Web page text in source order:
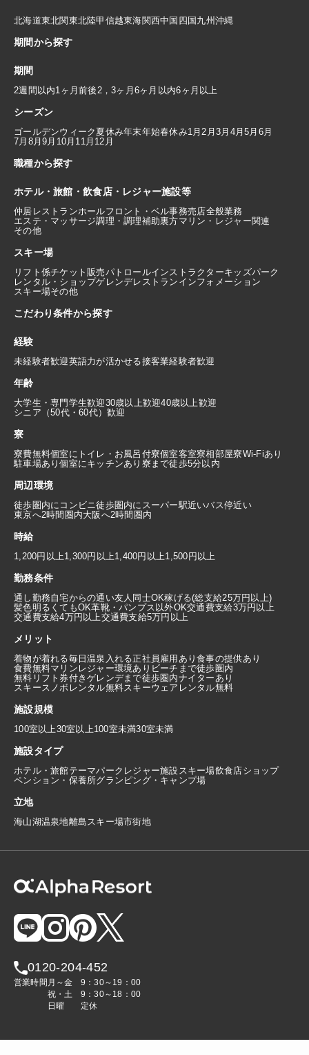
北海道東北関東北陸甲信越東海関西中国 四国九州沖縄
期間から探す
期間
2週間以内1ヶ月前後 2，3ヶ月 6ヶ月以内6ヶ月以上
シーズン
ゴールデンウィーク 夏休み年末年始春休み1月 2月3月 4月5月 6月
7月 8月9月 10月 11月 12月
職種から探す
ホテル・旅館・飲食店・レジャー施設等
仲居 レストランホールフロント・ベル事務売店全般業務
エステ・マッサージ調理・調理補助裏方マリン・レジャー関連
その他
スキー場
リフト係チケット販売パトロールインストラクターキッズパーク
レンタル・ショップゲレンデレストラン インフォメーション
スキー場その他
こだわり条件から探す
経験
未経験者歓迎英語力が活かせる接客業経験者歓迎
年齢
大学生・専門学生歓迎30歳以上歓迎40歳以上歓迎
シニア（50代・60代）歓迎
寮
寮費無料個室にトイレ・お風呂付寮個室客室寮相部屋寮Wi-Fiあり
駐車場あり個室にキッチンあり 寮まで徒歩5分以内
周辺環境
徒歩圏内にコンビニ徒歩圏内にスーパー駅近いバス停近い
東京へ2時間圏内大阪へ2時間圏内
時給
1,200円以上1,300円以上1,400円以上1,500円以上
勤務条件
通し勤務自宅からの通い友人同士OK稼げる(総支給25万円以上)
髪色明るくてもOK革靴・パンプス以外OK交通費支給3万円以上
交通費支給4万円以上交通費支給5万円以上
メリット
着物が着れる毎日温泉入れる正社員雇用あり食事の提供あり
食費無料マリンレジャー環境あり ビーチまで徒歩圏内
無料リフト券付きゲレンデまで徒歩圏内ナイターあり
スキースノボレンタル無料スキーウェアレンタル無料
施設規模
100室以上30室以上100室未満30室未満
施設タイプ
ホテル・旅館テーマパーク レジャー施設 スキー場飲食店ショップ
ペンション・保養所グランピング・キャンプ場
立地
海山湖温泉地離島 スキー場市街地
0120-204-452
営業時間 月～金
9：30～19：00
祝・土
9：30～18：00
日曜
定休